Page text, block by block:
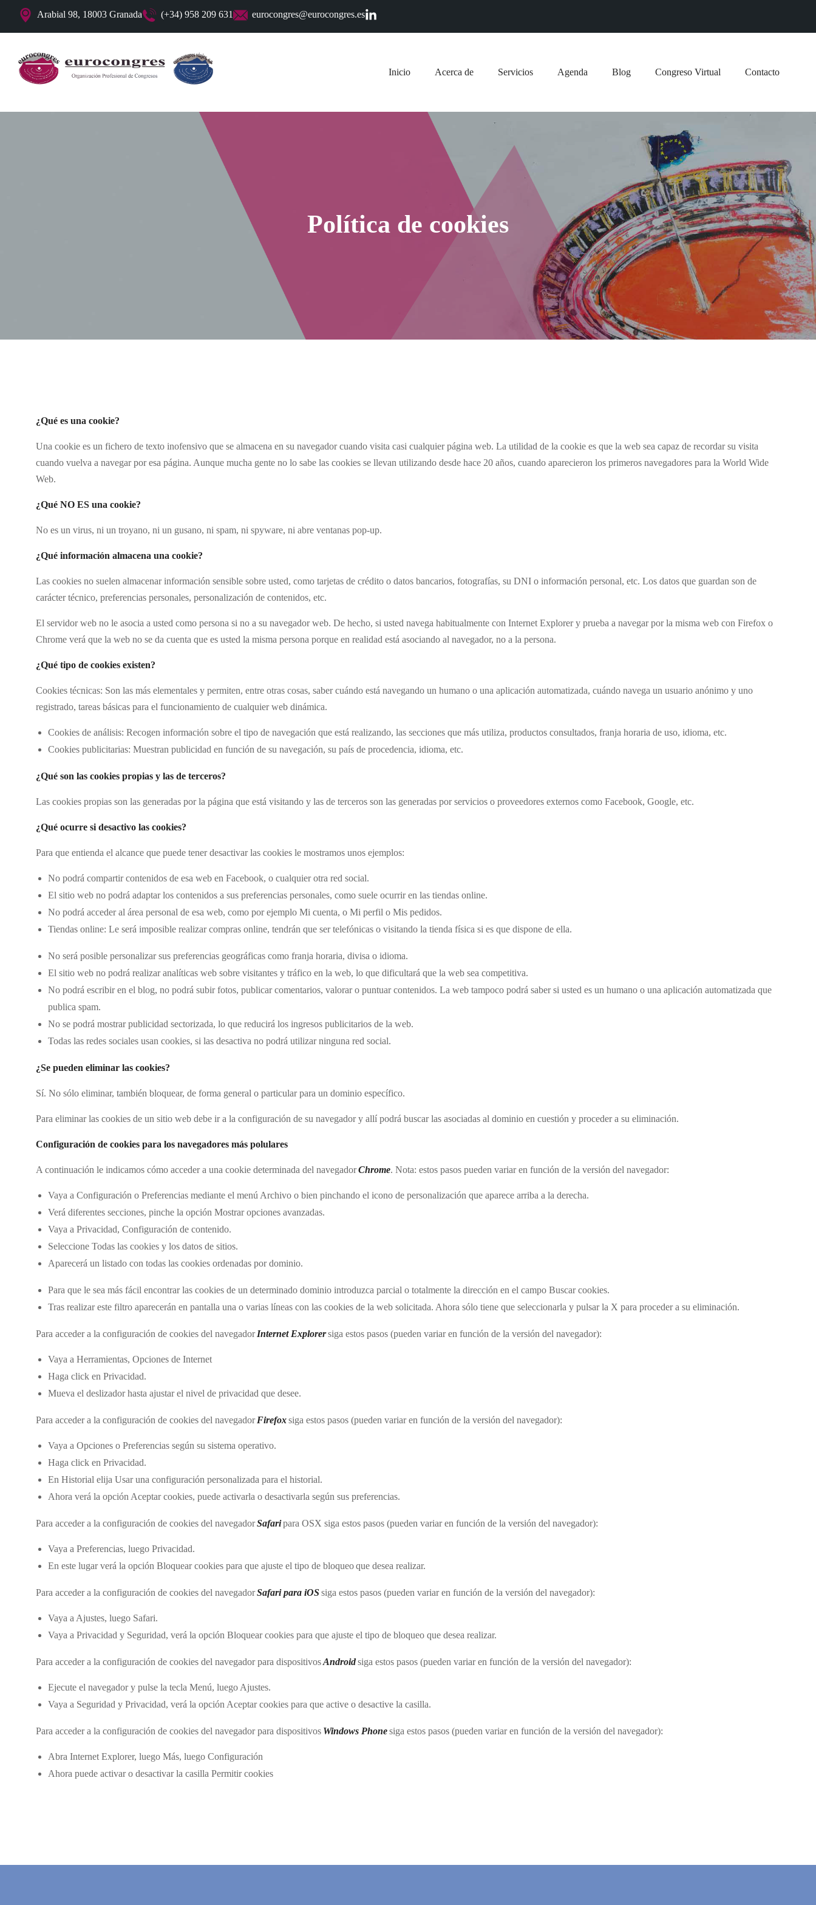
Arabial 98, 18003 Granada (+34) 958 209 631 eurocongres@eurocongres.es
Inicio Acerca de Servicios Agenda Blog Congreso Virtual Contacto
Política de cookies
¿Qué es una cookie?
Una cookie es un fichero de texto inofensivo que se almacena en su navegador cuando visita casi cualquier página web. La utilidad de la cookie es que la web sea capaz de recordar su visita
cuando vuelva a navegar por esa página. Aunque mucha gente no lo sabe las cookies se llevan utilizando desde hace 20 años, cuando aparecieron los primeros navegadores para la World Wide
Web.
¿Qué NO ES una cookie?
No es un virus, ni un troyano, ni un gusano, ni spam, ni spyware, ni abre ventanas pop-up.
¿Qué información almacena una cookie?
Las cookies no suelen almacenar información sensible sobre usted, como tarjetas de crédito o datos bancarios, fotografías, su DNI o información personal, etc. Los datos que guardan son de
carácter técnico, preferencias personales, personalización de contenidos, etc.
El servidor web no le asocia a usted como persona si no a su navegador web. De hecho, si usted navega habitualmente con Internet Explorer y prueba a navegar por la misma web con Firefox o
Chrome verá que la web no se da cuenta que es usted la misma persona porque en realidad está asociando al navegador, no a la persona.
¿Qué tipo de cookies existen?
Cookies técnicas: Son las más elementales y permiten, entre otras cosas, saber cuándo está navegando un humano o una aplicación automatizada, cuándo navega un usuario anónimo y uno
registrado, tareas básicas para el funcionamiento de cualquier web dinámica.
Cookies de análisis: Recogen información sobre el tipo de navegación que está realizando, las secciones que más utiliza, productos consultados, franja horaria de uso, idioma, etc.
Cookies publicitarias: Muestran publicidad en función de su navegación, su país de procedencia, idioma, etc.
¿Qué son las cookies propias y las de terceros?
Las cookies propias son las generadas por la página que está visitando y las de terceros son las generadas por servicios o proveedores externos como Facebook, Google, etc.
¿Qué ocurre si desactivo las cookies?
Para que entienda el alcance que puede tener desactivar las cookies le mostramos unos ejemplos:
No podrá compartir contenidos de esa web en Facebook, o cualquier otra red social.
El sitio web no podrá adaptar los contenidos a sus preferencias personales, como suele ocurrir en las tiendas online.
No podrá acceder al área personal de esa web, como por ejemplo Mi cuenta, o Mi perfil o Mis pedidos.
Tiendas online: Le será imposible realizar compras online, tendrán que ser telefónicas o visitando la tienda física si es que dispone de ella.
No será posible personalizar sus preferencias geográficas como franja horaria, divisa o idioma.
El sitio web no podrá realizar analíticas web sobre visitantes y tráfico en la web, lo que dificultará que la web sea competitiva.
No podrá escribir en el blog, no podrá subir fotos, publicar comentarios, valorar o puntuar contenidos. La web tampoco podrá saber si usted es un humano o una aplicación automatizada que
publica spam.
No se podrá mostrar publicidad sectorizada, lo que reducirá los ingresos publicitarios de la web.
Todas las redes sociales usan cookies, si las desactiva no podrá utilizar ninguna red social.
¿Se pueden eliminar las cookies?
Sí. No sólo eliminar, también bloquear, de forma general o particular para un dominio específico.
Para eliminar las cookies de un sitio web debe ir a la configuración de su navegador y allí podrá buscar las asociadas al dominio en cuestión y proceder a su eliminación.
Configuración de cookies para los navegadores más polulares
A continuación le indicamos cómo acceder a una cookie determinada del navegadorChrome. Nota: estos pasos pueden variar en función de la versión del navegador:
Vaya a Configuración o Preferencias mediante el menú Archivo o bien pinchando el icono de personalización que aparece arriba a la derecha.
Verá diferentes secciones, pinche la opción Mostrar opciones avanzadas.
Vaya a Privacidad, Configuración de contenido.
Seleccione Todas las cookies y los datos de sitios.
Aparecerá un listado con todas las cookies ordenadas por dominio.
Para que le sea más fácil encontrar las cookies de un determinado dominio introduzca parcial o totalmente la dirección en el campo Buscar cookies.
Tras realizar este filtro aparecerán en pantalla una o varias líneas con las cookies de la web solicitada. Ahora sólo tiene que seleccionarla y pulsar la X para proceder a su eliminación.
Para acceder a la configuración de cookies del navegadorInternet Explorersiga estos pasos (pueden variar en función de la versión del navegador):
Vaya a Herramientas, Opciones de Internet
Haga click en Privacidad.
Mueva el deslizador hasta ajustar el nivel de privacidad que desee.
Para acceder a la configuración de cookies del navegadorFirefoxsiga estos pasos (pueden variar en función de la versión del navegador):
Vaya a Opciones o Preferencias según su sistema operativo.
Haga click en Privacidad.
En Historial elija Usar una configuración personalizada para el historial.
Ahora verá la opción Aceptar cookies, puede activarla o desactivarla según sus preferencias.
Para acceder a la configuración de cookies del navegadorSafaripara OSX siga estos pasos (pueden variar en función de la versión del navegador):
Vaya a Preferencias, luego Privacidad.
En este lugar verá la opción Bloquear cookies para que ajuste el tipo de bloqueo que desea realizar.
Para acceder a la configuración de cookies del navegadorSafari para iOSsiga estos pasos (pueden variar en función de la versión del navegador):
Vaya a Ajustes, luego Safari.
Vaya a Privacidad y Seguridad, verá la opción Bloquear cookies para que ajuste el tipo de bloqueo que desea realizar.
Para acceder a la configuración de cookies del navegador para dispositivosAndroidsiga estos pasos (pueden variar en función de la versión del navegador):
Ejecute el navegador y pulse la tecla Menú, luego Ajustes.
Vaya a Seguridad y Privacidad, verá la opción Aceptar cookies para que active o desactive la casilla.
Para acceder a la configuración de cookies del navegador para dispositivos Windows Phonesiga estos pasos (pueden variar en función de la versión del navegador):
Abra Internet Explorer, luego Más, luego Configuración
Ahora puede activar o desactivar la casilla Permitir cookies